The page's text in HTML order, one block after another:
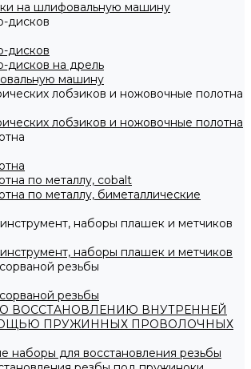
на шлифовальную машину
дисков
дисков
дисков на дрель
машину
лобзиков и ножовочные полотна
лобзиков и ножовочные полотна
по металлу, cobalt
по металлу, биметаллические
наборы плашек и метчиков
наборы плашек и метчиков
резьбы
резьбы
ВОССТАНОВЛЕНИЮ ВНУТРЕННЕЙ
ПРУЖИННЫХ ПРОВОЛОЧНЫХ
наборы для восстановления резьбы